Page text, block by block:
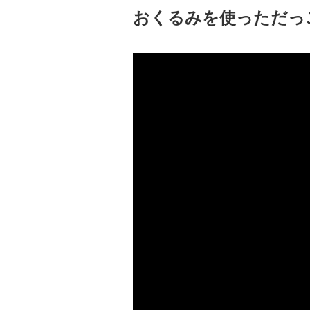
おくるみを使っただ